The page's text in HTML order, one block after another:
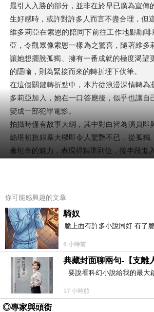
最引人入勝的部分，並非在於早已廣為宣
生好感時，或許對許多人而言不盡合理，但
維多莉亞在索恩的陪同下前往工作地點咖
亞，令觀眾像索恩一樣為之驚喜，隨著維
讓她想擺脫孤獨、擁有一番成就的極度渴望
的隱喻，則為緊接而來的轉折埋下伏筆。
在這個關鍵轉折點中，本片從浪漫深情轉
多莉亞加入，她在一口答應後，似乎也讓
變成一部犯罪電影。
拍攝時僅有故事大綱，其中對白皆為演員
絲塔初挑銀幕大樑即令人驚艷不已，從孤
著坦率的魅力，表現得精準到位，後半段進
長達140分鐘的片長毫不拖沓，緊湊程度
人玩味的出路，雖成為一個更加孤寂而惆悵
本文同步刊載於放映週報
上一篇：二姊妹的情人 Beloved Sisters
你可能感興趣的文章
騎奴
脆上面有許多小說同好 有了
6 小時前
典藏封面聊兩句-【支離
要說看科幻小說給我的最大
17 小時前
◎專家與頭銜